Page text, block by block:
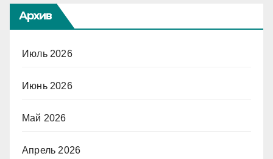
Архив
Июль 2026
Июнь 2026
Май 2026
Апрель 2026